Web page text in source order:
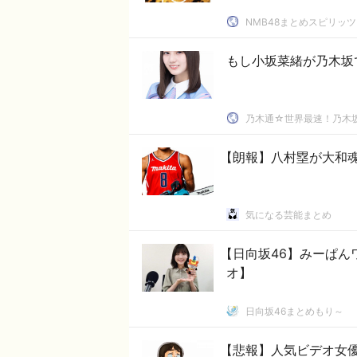
NMB48まとめスピリッツ
もし小坂菜緒が乃木
乃木通☆世界最速！乃木
【朗報】八村塁が大
気になる芸能まとめ
【日向坂46】みーぱ
オ】
日向坂46まとめもり～
【悲報】人気ビデオ